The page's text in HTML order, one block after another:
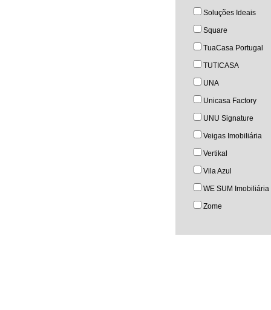
Soluções Ideais
Square
TuaCasa Portugal
TUTICASA
UNA
Unicasa Factory
UNU Signature
Veigas Imobiliária
Vertikal
Vila Azul
WE SUM Imobiliária
Zome